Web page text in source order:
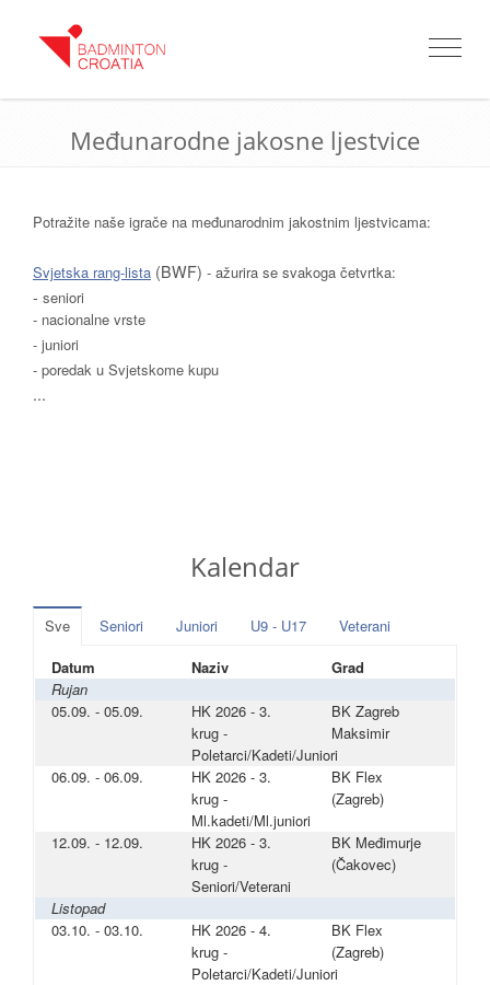
Toggle
Međunarodne jakosne ljestvice
Potražite naše igrače na međunarodnim jakostnim ljestvicama:
Svjetska rang-lista (BWF) - ažurira se svakoga četvrtka:
- seniori
- nacionalne vrste
- juniori
- poredak u Svjetskome kupu
...
Kalendar
Sve Seniori Juniori U9 - U17
Veterani
Datum
Naziv
Grad
Rujan
05.09. - 05.09.
HK 2026 - 3.
krug -
Poletarci/Kadeti/Juniori
BK Zagreb
Maksimir
06.09. - 06.09.
HK 2026 - 3.
krug -
Ml.kadeti/Ml.juniori
BK Flex
(Zagreb)
12.09. - 12.09.
HK 2026 - 3.
krug -
Seniori/Veterani
BK Međimurje
(Čakovec)
Listopad
03.10. - 03.10.
HK 2026 - 4.
krug -
Poletarci/Kadeti/Juniori
BK Flex
(Zagreb)